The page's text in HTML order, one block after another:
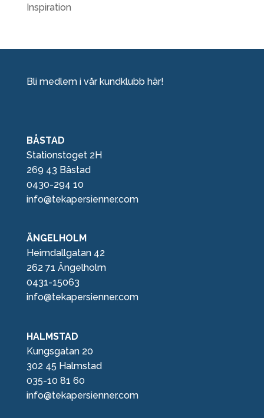
Inspiration
Bli medlem i vår kundklubb här!
BÅSTAD
Stationstoget 2H
269 43 Båstad
0430-294 10
info@tekapersienner.com
ÄNGELHOLM
Heimdallgatan 42
262 71 Ängelholm
0431-15063
info@tekapersienner.com
HALMSTAD
Kungsgatan 20
302 45 Halmstad
035-10 81 60
info@tekapersienner.com